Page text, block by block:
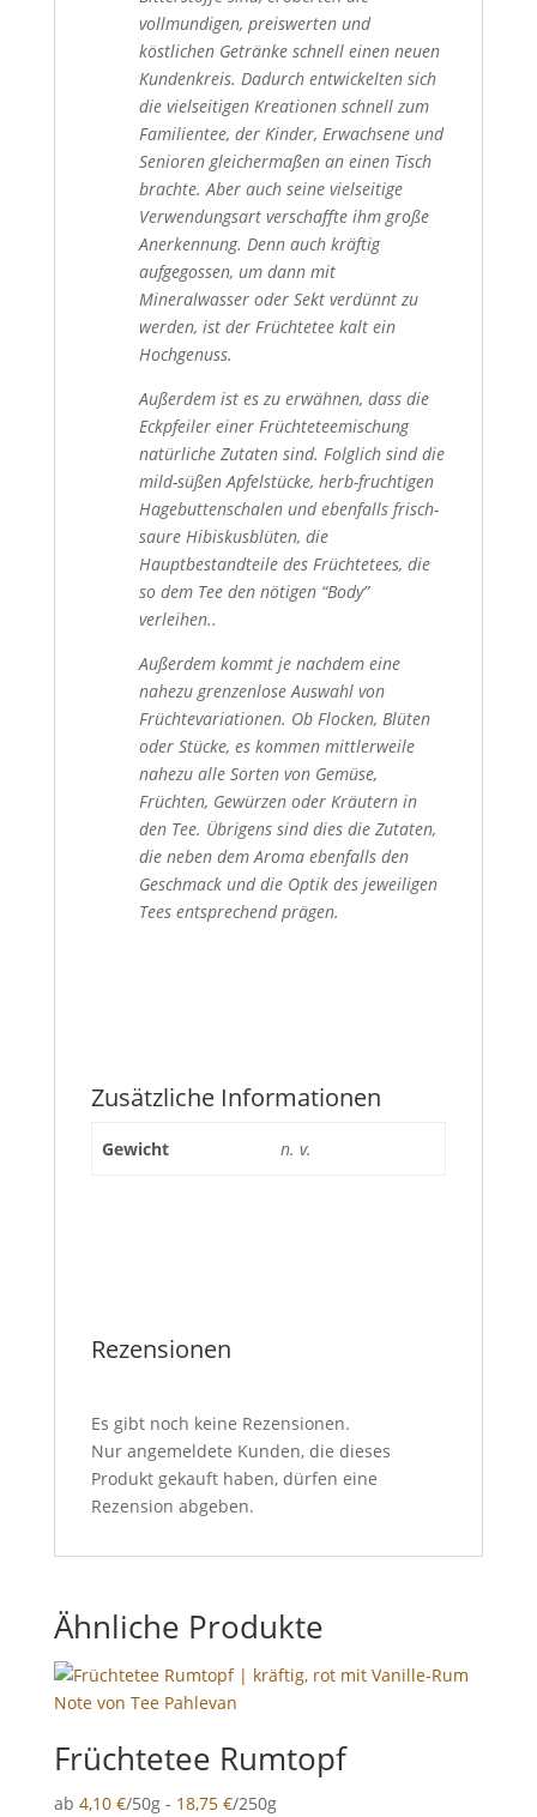
vollmundigen, preiswerten und
köstlichen Getränke schnell einen neuen
Kundenkreis. Dadurch entwickelten sich
die vielseitigen Kreationen schnell zum
Familientee, der Kinder, Erwachsene und
Senioren gleichermaßen an einen Tisch
brachte. Aber auch seine vielseitige
Verwendungsart verschaffte ihm große
Anerkennung. Denn auch kräftig
aufgegossen, um dann mit
Mineralwasser oder Sekt verdünnt zu
werden, ist der Früchtetee kalt ein
Hochgenuss.
Außerdem ist es zu erwähnen, dass die
Eckpfeiler einer Früchteteemischung
natürliche Zutaten sind. Folglich sind die
mild-süßen Apfelstücke, herb-fruchtigen
Hagebuttenschalen und ebenfalls frisch-
saure Hibiskusblüten, die
Hauptbestandteile des Früchtetees, die
so dem Tee den nötigen “Body”
verleihen..
Außerdem kommt je nachdem eine
nahezu grenzenlose Auswahl von
Früchtevariationen. Ob Flocken, Blüten
oder Stücke, es kommen mittlerweile
nahezu alle Sorten von Gemüse,
Früchten, Gewürzen oder Kräutern in
den Tee. Übrigens sind diesdie Zutaten,
die neben dem Aroma ebenfalls den
Geschmack und die Optik des jeweiligen
Tees entsprechend prägen.
Zusätzliche Informationen
Gewicht n. v.
Rezensionen
Es gibt noch keine Rezensionen.
Nur angemeldete Kunden, die dieses
Produkt gekauft haben, dürfen eine
Rezension abgeben.
Ähnliche Produkte
Früchtetee Rumtopf
ab 4,10 €/50g - 18,75 €/250g